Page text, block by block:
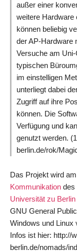
außer einer
weitere Hardware
können beliebig
der AP-Hardware
Versuche am
typischen
im einstelligen
unterliegt dabei
Zugriff auf ihre
können. Die
Verfügung und
genutzt werden.
berlin.de/rok/
Das Projekt wird am
Kommunikation des
Universität zu Berlin
GNU General
Windows und Linux
Infos ist hier: http://
berlin.de/nomads/